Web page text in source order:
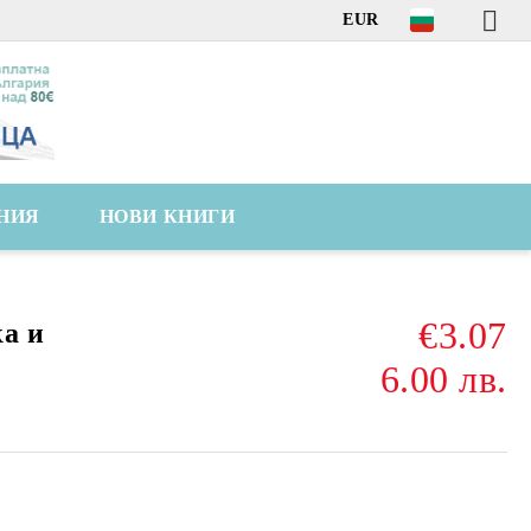
EUR
НОВИ КНИГИ
и
€3.07
6.00 лв.